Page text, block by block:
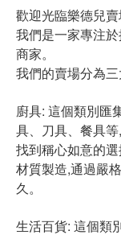
歡迎光臨樂德兒賣
我們是一家專注
商家。
我們的賣場分為
廚具: 這個類別匯
具、刀具、餐具
找到稱心如意的
材質製造,通過嚴
久。
生活百貨: 這個類